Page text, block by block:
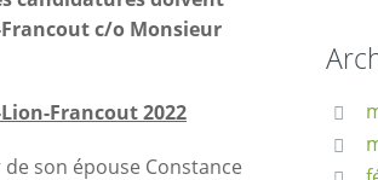
c/o Monsieur
Francout 2022
son épouse Constance